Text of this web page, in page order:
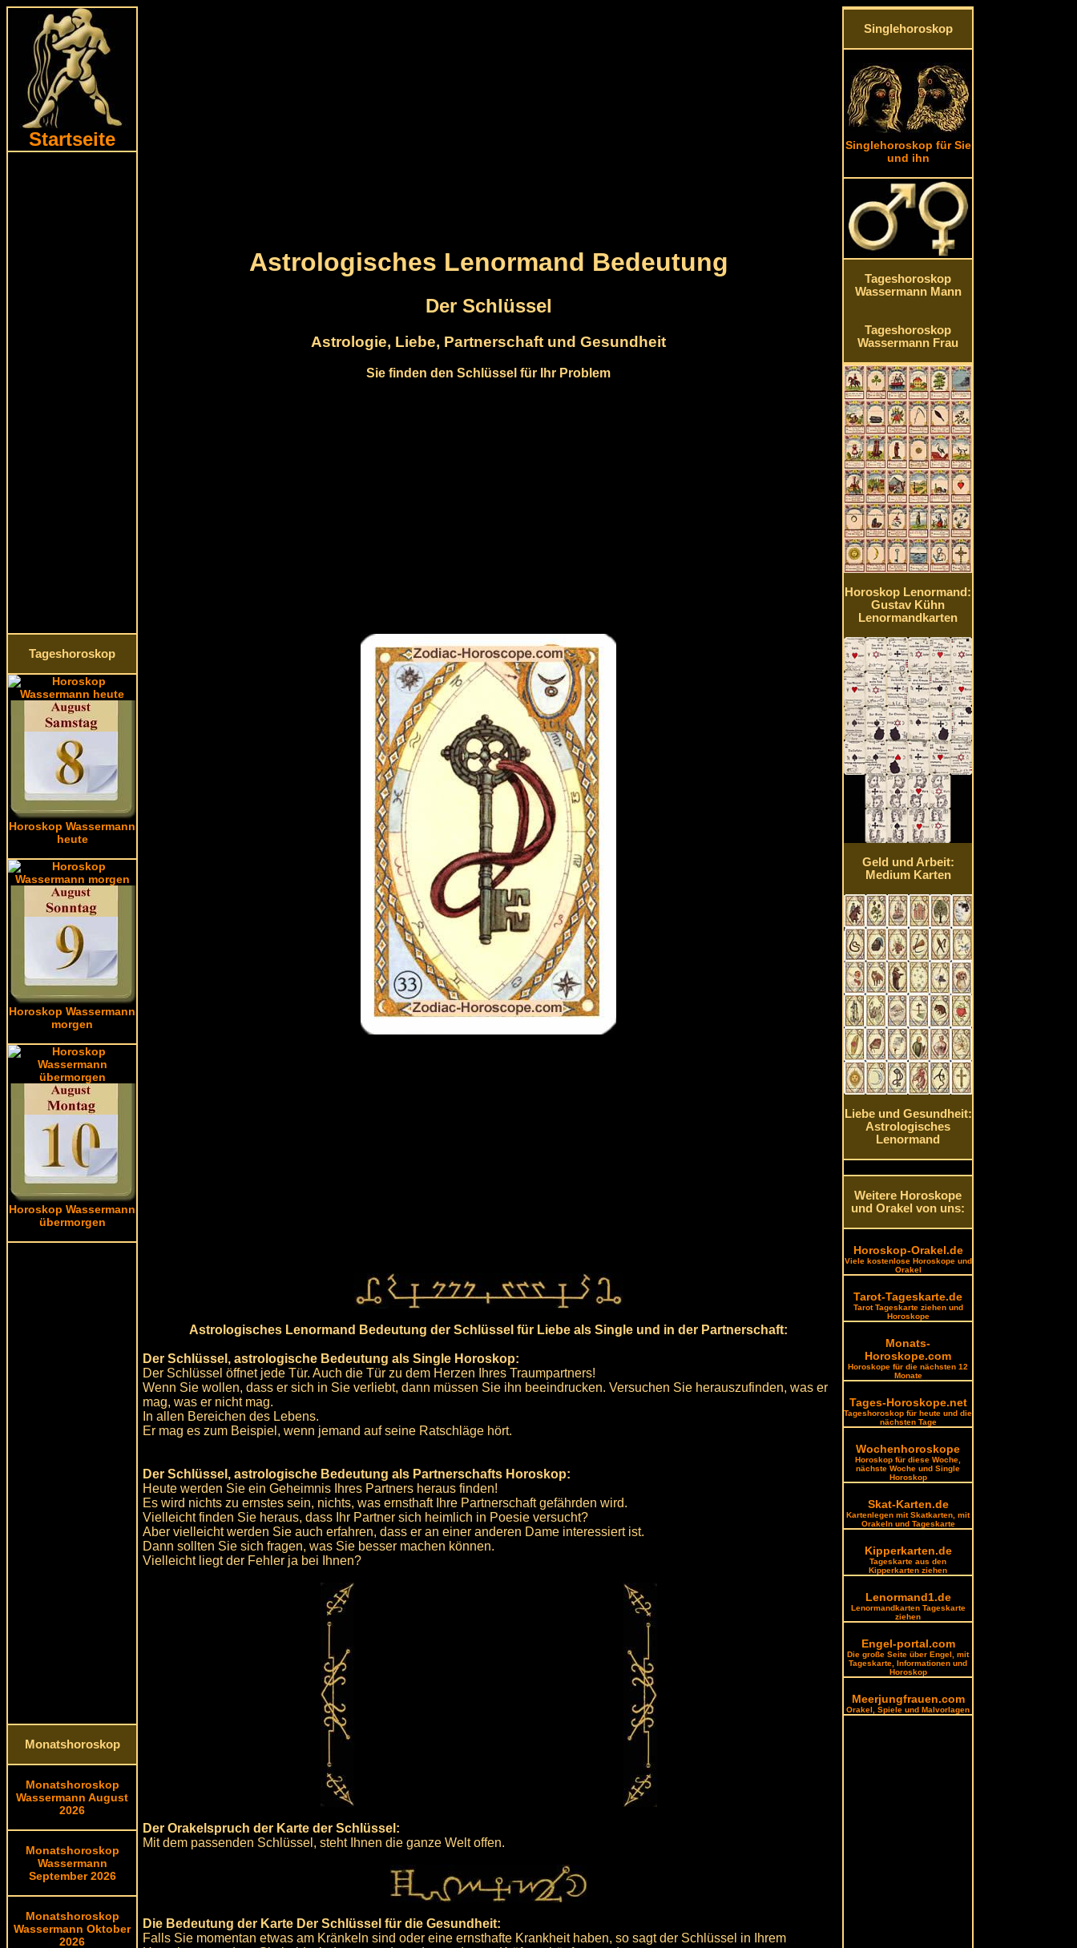
Startseite
Tageshoroskop
Horoskop Wassermann
heute
Horoskop Wassermann
morgen
Horoskop Wassermann
übermorgen
Monatshoroskop
Monatshoroskop
Wassermann August
2026
Monatshoroskop
Wassermann
September 2026
Monatshoroskop
Wassermann Oktober
2026
Astrologisches Lenormand Bedeutung
Der Schlüssel
Astrologie, Liebe, Partnerschaft und Gesundheit
Sie finden den Schlüssel für Ihr Problem
Astrologisches Lenormand Bedeutung der Schlüssel für Liebe als Single und in der Partnerschaft:
Der Schlüssel, astrologische Bedeutung als Single Horoskop:
Der Schlüssel öffnet jede Tür. Auch die Tür zu dem Herzen Ihres Traumpartners!
Wenn Sie wollen, dass er sich in Sie verliebt, dann müssen Sie ihn beeindrucken. Versuchen Sie herauszufinden, was er
mag, was er nicht mag.
In allen Bereichen des Lebens.
Er mag es zum Beispiel, wenn jemand auf seine Ratschläge hört.
Der Schlüssel, astrologische Bedeutung als Partnerschafts Horoskop:
Heute werden Sie ein Geheimnis Ihres Partners heraus finden!
Es wird nichts zu ernstes sein, nichts, was ernsthaft Ihre Partnerschaft gefährden wird.
Vielleicht finden Sie heraus, dass Ihr Partner sich heimlich in Poesie versucht?
Aber vielleicht werden Sie auch erfahren, dass er an einer anderen Dame interessiert ist.
Dann sollten Sie sich fragen, was Sie besser machen können.
Vielleicht liegt der Fehler ja bei Ihnen?
Der Orakelspruch der Karte der Schlüssel:
Mit dem passenden Schlüssel, steht Ihnen die ganze Welt offen.
Die Bedeutung der Karte Der Schlüssel für die Gesundheit:
Falls Sie momentan etwas am Kränkeln sind oder eine ernsthafte Krankheit haben, so sagt der Schlüssel in Ihrem
Singlehoroskop
Singlehoroskop für Sie
und ihn
Tageshoroskop
Wassermann Mann
Tageshoroskop
Wassermann Frau
Horoskop Lenormand:
Gustav Kühn
Lenormandkarten
Geld und Arbeit:
Medium Karten
Liebe und Gesundheit:
Astrologisches
Lenormand
Weitere Horoskope
und Orakel von uns:
Horoskop-Orakel.de
Viele kostenlose Horoskope und
Orakel
Tarot-Tageskarte.de
Tarot Tageskarte ziehen und
Horoskope
Monats-
Horoskope.com
Horoskope für die nächsten 12
Monate
Tages-Horoskope.net
Tageshoroskop für heute und die
nächsten Tage
Wochenhoroskope
Horoskop für diese Woche,
nächste Woche und Single
Horoskop
Skat-Karten.de
Kartenlegen mit Skatkarten, mit
Orakeln und Tageskarte
Kipperkarten.de
Tageskarte aus den
Kipperkarten ziehen
Lenormand1.de
Lenormandkarten Tageskarte
ziehen
Engel-portal.com
Die große Seite über Engel, mit
Tageskarte, Informationen und
Horoskop
Meerjungfrauen.com
Orakel, Spiele und Malvorlagen